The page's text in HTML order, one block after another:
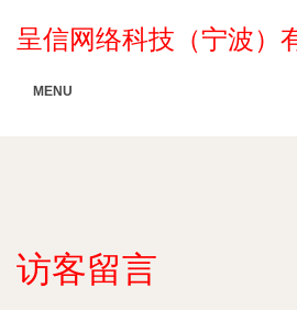
呈信网络科技（宁波）
MENU
访客留言